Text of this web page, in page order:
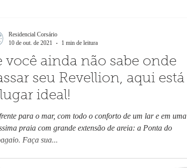
você ainda não sabe onde
seu Revellion, aqui está
ideal!
para o mar, com todo o conforto de um lar e em uma
praia com grande extensão de areia: a Ponta do
Faça sua...
Residencial Corsário
10 de out. de 2021
1 min de leitura